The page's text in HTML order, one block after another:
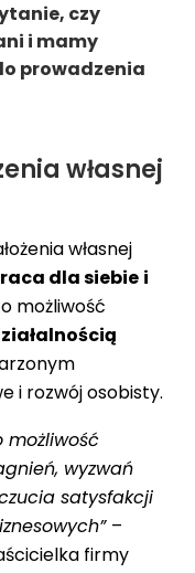
czy
i mamy
prowadzenia
własnej
własnej
dla siebie i
możliwość
i rozwój osobisty.
możliwość
wyzwań
satysfakcji
–
firmy